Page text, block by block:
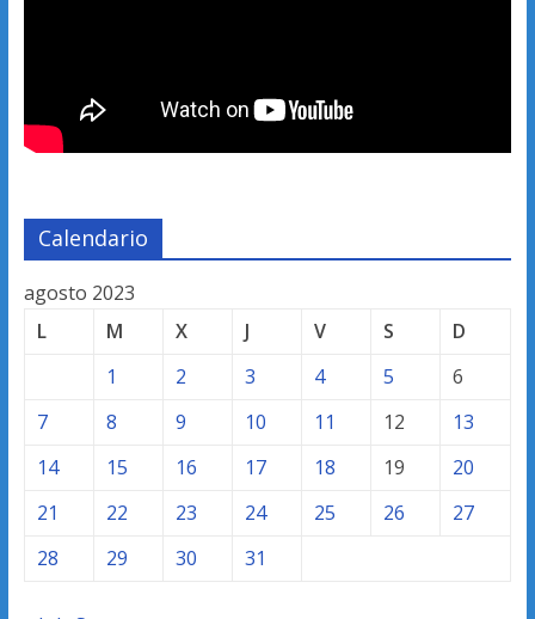
Calendario
agosto 2023
L
M X J V S
D
1
2 3 4 5
6
7
8 9 10 11 12
13
14
15 16 17 18 19
20
21
22 23 24 25 26
27
28
29 30 31